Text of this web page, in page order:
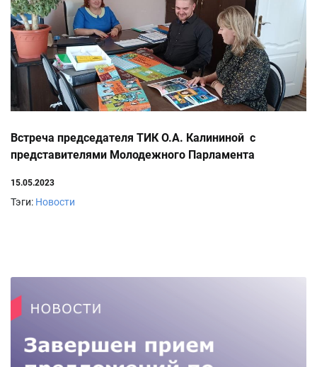
Встреча председателя ТИК О.А. Калининой с
представителями Молодежного Парламента
15.05.2023
Тэги: Новости